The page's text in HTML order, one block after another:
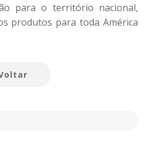
para o território nacional,
produtos para toda América